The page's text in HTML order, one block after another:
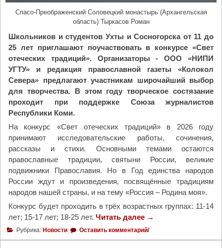
Спасо-Преображенский Соловецкий монастырь (Архангельская
область) Тыркасов Роман
Школьников и студентов Ухты и Сосногорска от 11 до
25 лет приглашают поучаствовать в конкурсе «Свет
отеческих традиций». Организаторы - ООО «НИПИ
УГТУ» и редакция православной газеты «Колокол
Севера» предлагают участникам широчайший выбор
для творчества. В этом году творческое состязание
проходит при поддержке Союза журналистов
Республики Коми.
На конкурс «Свет отеческих традиций» в 2026 году
принимают исследовательские работы, сочинения,
рассказы и стихи. Основными темами остаются
православные традиции, святыни России, великие
подвижники Православия. Но в Год единства народов
России ждут и произведения, посвящённые традициям
народов нашей страны, и на тему «Россия – Родина моя».
Конкурс будет проходить в трёх возрастных группах: 11-14
лет; 15-17 лет; 18-25 лет. Читать далее "
П
р
→
Рубрика: Новости Оставить комментарий/